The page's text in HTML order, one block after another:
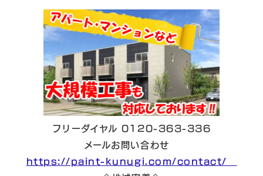
フリーダイヤル 0120-363-336
メールお問い合わせ
https://paint-kunugi.com/contact/